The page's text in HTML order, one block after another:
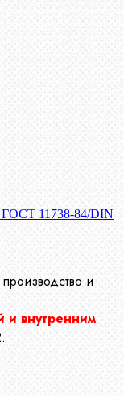
11738-84/DIN
и
и внутренним